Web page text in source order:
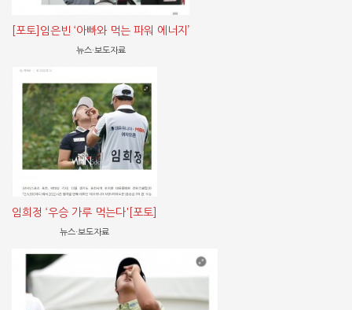
[포토]임은빈 ‘아빠와 먹는 파워 에너지’
뉴스·보도자료
임희정 ‘우승 가루 먹는다'[포토]
뉴스·보도자료